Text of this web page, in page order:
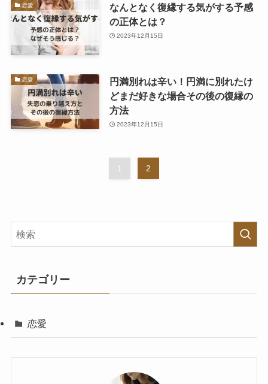
恋愛
なんとなく復縁する気がする予感
の正体とは？
2023年12月15日
恋愛
円満別れは辛い！円満に別れたけ
どまだ好きな場合その後の復縁の
方法
2023年12月15日
1 2
カテゴリー
恋愛